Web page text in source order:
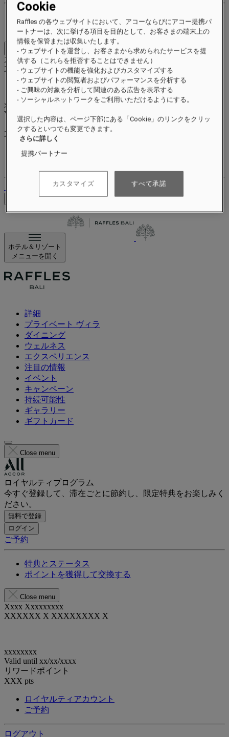
特典とステータス
ポイントを獲得して交換する
Close menu
Xxxx Xxxxxxxxx
XXXXXX X XXXXXXXX X
xxxxxxxx
Valid until xx/xx/xxxx
リワードポイント
XXXpts
ロイヤルティアカウント
料金を確認
ホテル＆リゾート
メニューを開く
詳細
プライベート ヴィラ
ダイニング
ウェルネス
エクスペリエンス
注目の情報
イベント
キャンペーン
持続可能性
ギャラリー
ギフトカード
Close menu
ロイヤルティプログラム
今すぐ登録して、滞在ごとに節約し、限定特典をお楽しみく
ださい。
無料で登録
ログイン
ご予約
特典とステータス
ポイントを獲得して交換する
Close menu
Xxxx Xxxxxxxxx
XXXXXX X XXXXXXXX X
xxxxxxxx
Valid until xx/xx/xxxx
リワードポイント
XXX pts
ロイヤルティアカウント
ご予約
ログアウト
Cookie
Raffles の各ウェブサイトにおいて、アコーならびにアコー提携パ
ートナーは、次に挙げる項目を目的として、お客さまの端末上の
情報を保管または収集いたします。
- ウェブサイトを運営し、お客さまから求められたサービスを提
供する（これらを拒否することはできません）
- ウェブサイトの機能を強化およびカスタマイズする
- ウェブサイトの閲覧者およびパフォーマンスを分析する
- ご興味の対象を分析して関連のある広告を表示する
- ソーシャルネットワークをご利用いただけるようにする。
選択した内容は、ページ下部にある「Cookie」のリンクをクリッ
クするといつでも変更できます。
さらに詳しく
提携パートナー
カスタマイズ すべて承諾